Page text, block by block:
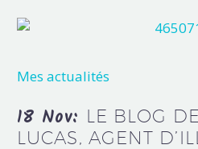
Mes actualités
18 Nov: LE BLOG
LUCAS, AGENT